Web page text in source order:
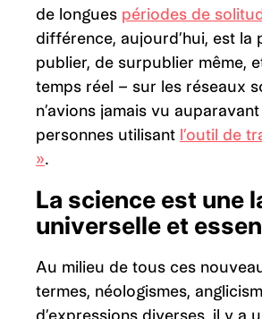
de longues périodes de
différence, aujourd’hui, est la
publier, de surpublier même,
temps réel – sur les réseaux
n’avions jamais vu
personnes utilisant l’outil de
».
La science est une
universelle et
Au milieu de tous ces
termes, néologismes,
d’expressions diverses, il y a